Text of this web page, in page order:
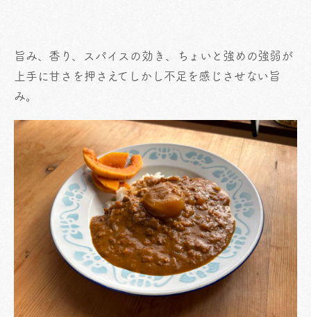
旨み、香り、スパイスの効き、ちょいと強めの強弱が
上手に甘さを押さえてしかし不足を感じさせない旨
み。